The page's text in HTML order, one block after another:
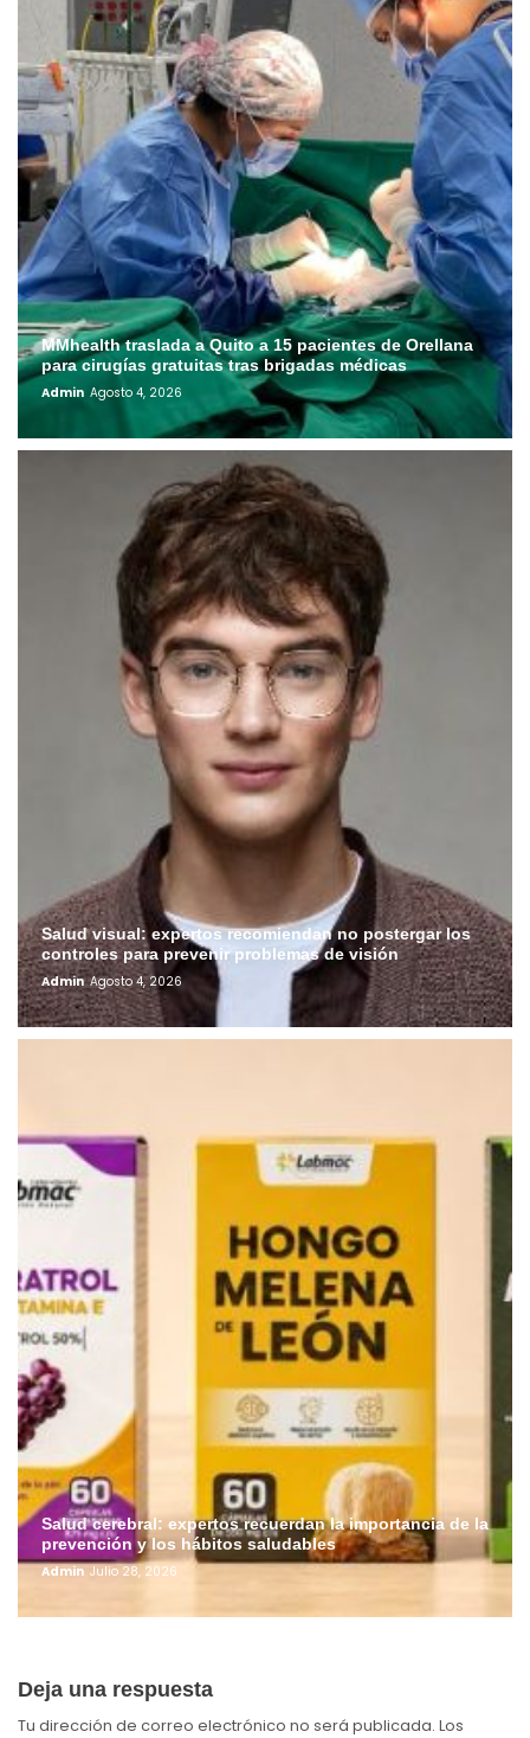
MMhealth traslada a Quito a 15 pacientes de Orellana
para cirugías gratuitas tras brigadas médicas
Admin Agosto 4, 2026
Salud visual: expertos recomiendan no postergar los
controles para prevenir problemas de visión
Admin Agosto 4, 2026
Salud cerebral: expertos recuerdan la importancia de la
prevención y los hábitos saludables
Admin Julio 28, 2026
Deja una respuesta
Tu dirección de correo electrónico no será publicada. Los